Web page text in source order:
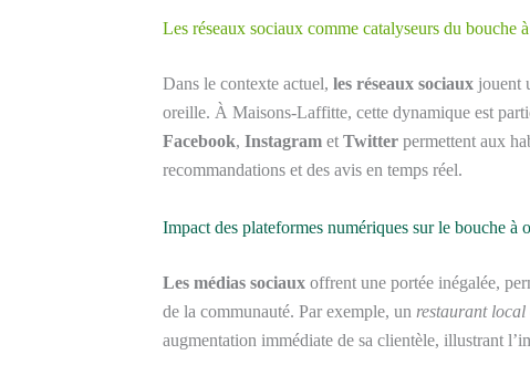
Les réseaux sociaux comme catalyseurs du bouche
Dans le contexte actuel, les réseaux sociaux jouent
oreille. À Maisons-Laffitte, cette dynamique est
Facebook, Instagram et Twitter permettent aux
recommandations et des avis en temps réel.
Impact des plateformes numériques sur le bouche à
Les médias sociaux offrent une portée inégalée,
de la communauté. Par exemple, un restaurant local
augmentation immédiate de sa clientèle, illustrant